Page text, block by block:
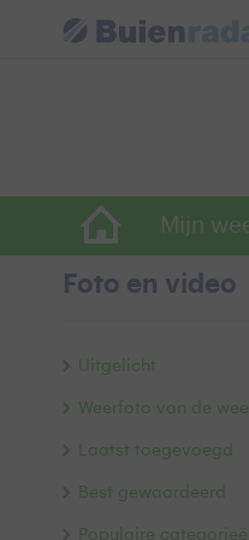
Mijn
Foto en video
Uitgelicht
Weerfoto van de
Laatst toegevoegd
Best gewaardeerd
Populaire